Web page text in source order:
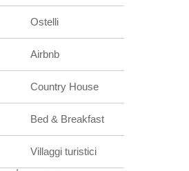
Ostelli
Airbnb
Country House
Bed & Breakfast
Villaggi turistici